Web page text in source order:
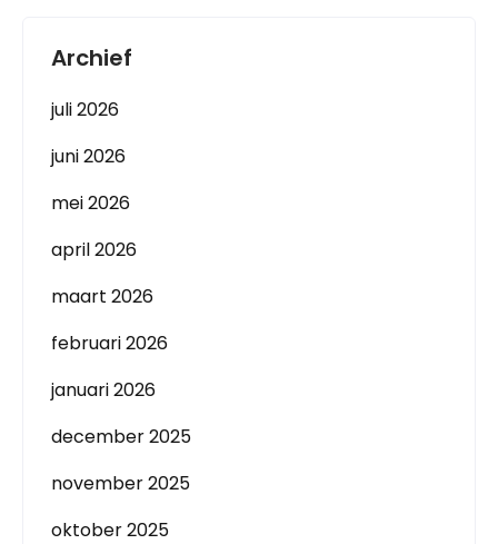
Archief
juli 2026
juni 2026
mei 2026
april 2026
maart 2026
februari 2026
januari 2026
december 2025
november 2025
oktober 2025